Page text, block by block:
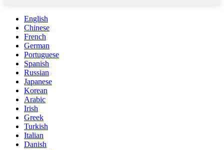
English
Chinese
French
German
Portuguese
Spanish
Russian
Japanese
Korean
Arabic
Irish
Greek
Turkish
Italian
Danish